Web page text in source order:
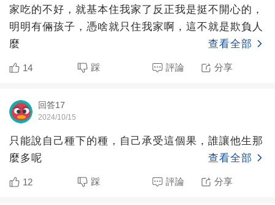
家吃的不好，就基本住我家了反正我是挺不開心的，
明明有倆孩子，憑啥就只住我家啊，這不就是欺負人
麼
查看全部
14 踩 評論 分享
回答17
2024/10/15
只能說自己種下的種，自己承受這個果，誰讓他生那
麼多呢
查看全部
12 踩 評論 分享